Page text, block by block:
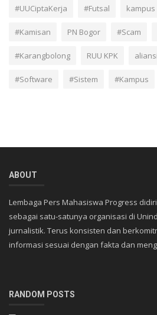
#UUCiptaKerja #Futsal kampus
#Kamisan PN Bogor #Scam
#Karangbolong RUU KPK
#Software #Sistem #Kampus
ABOUT
Lembaga Pers Mahasiswa Progress
sebagai satu-satunya organisasi di
jurnalistik. Terus konsisten dan
informasi sesuai dengan fakta dan
RANDOM POSTS